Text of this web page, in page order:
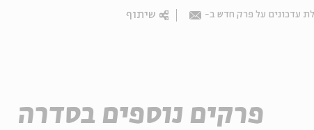
עדכונים על פרק חדש ב- Email שיתוף
פרקים נוספים בסדרה